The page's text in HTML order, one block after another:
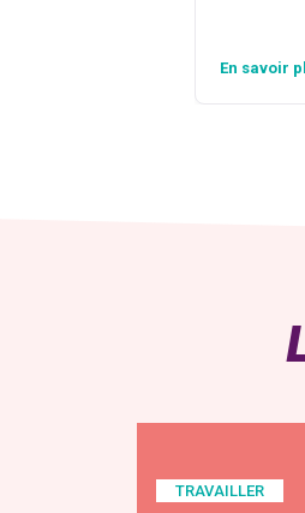
En savoir
TRAVAILLER